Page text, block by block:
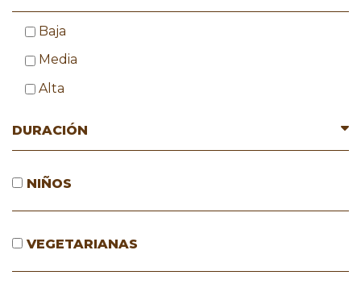
Baja
Media
Alta
DURACIÓN
NIÑOS
VEGETARIANAS